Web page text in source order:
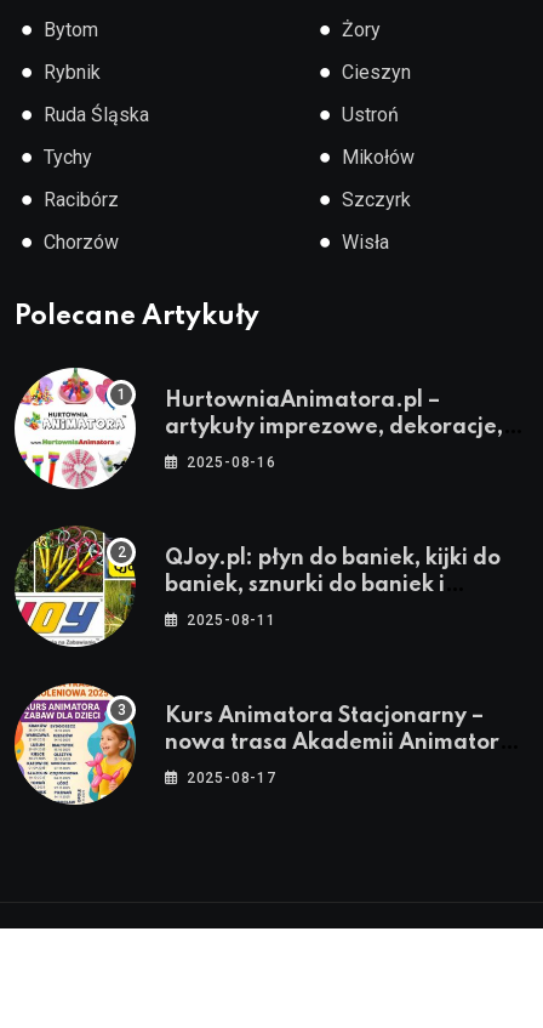
● Bytom
● Rybnik
● Ruda Śląska
● Tychy
● Racibórz
● Chorzów
● Żory
● Cieszyn
● Ustroń
● Mikołów
● Szczyrk
● Wisła
Polecane Artykuły
HurtowniaAnimatora.pl –
artykuły imprezowe, dekoracje,
stroje i akcesoria dla animatorów
2025-08-16
QJoy.pl: płyn do baniek, kijki do
baniek, sznurki do baniek i
zestawy do baniek
2025-08-11
Kurs Animatora Stacjonarny –
nowa trasa Akademii Animatora
– jesień 2025
2025-08-17